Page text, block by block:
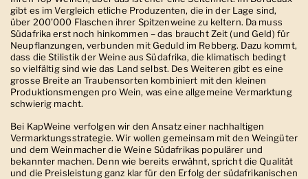
gibt es im Vergleich etliche Produzenten, die in der Lage sind,
über 200’000 Flaschen ihrer Spitzenweine zu keltern. Da muss
Südafrika erst noch hinkommen – das braucht Zeit (und Geld) für
Neupflanzungen, verbunden mit Geduld im Rebberg. Dazu kommt,
dass die Stilistik der Weine aus Südafrika, die klimatisch bedingt
so vielfältig sind wie das Land selbst. Des Weiteren gibt es eine
grosse Breite an Traubensorten kombiniert mit den kleinen
Produktionsmengen pro Wein, was eine allgemeine Vermarktung
schwierig macht.
Bei KapWeine verfolgen wir den Ansatz einer nachhaltigen
Vermarktungsstrategie. Wir wollen gemeinsam mit den Weingüter
und dem Weinmacher die Weine Südafrikas populärer und
bekannter machen. Denn wie bereits erwähnt, spricht die Qualität
und die Preisleistung ganz klar für den Erfolg der südafrikanischen